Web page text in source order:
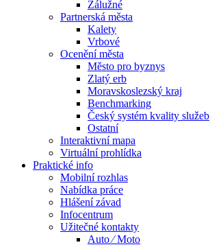
Zálužné
Partnerská města
Kalety
Vrbové
Ocenění města
Město pro byznys
Zlatý erb
Moravskoslezský kraj
Benchmarking
Český systém kvality služeb
Ostatní
Interaktivní mapa
Virtuální prohlídka
Praktické info
Mobilní rozhlas
Nabídka práce
Hlášení závad
Infocentrum
Užitečné kontakty
Auto ⁄ Moto